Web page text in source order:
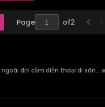
Page of2
đời cầm điện thoại đi săn...